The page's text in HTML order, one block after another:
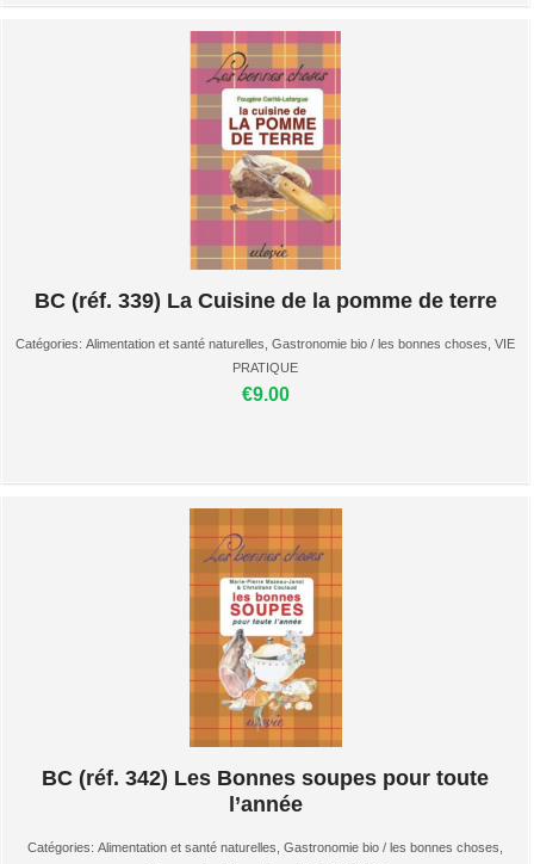
BC (réf. 339) La Cuisine de la pomme de terre
Catégories: Alimentation et santé naturelles Gastronomie bio / les bonnes choses VIE
PRATIQUE
€9.00
BC (réf. 342) Les Bonnes soupes pour toute
l’année
Catégories: Alimentation et santé naturelles Gastronomie bio / les bonnes choses